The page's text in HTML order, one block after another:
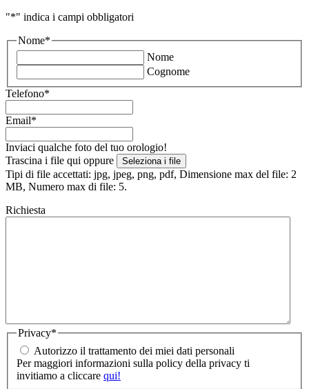
"*" indica i campi obbligatori
Nome*
Nome
Cognome
Telefono*
Email*
Inviaci qualche foto del tuo orologio!
Trascina i file qui oppure
Seleziona i file
Tipi di file accettati: jpg, jpeg, png, pdf, Dimensione max del file: 2
MB, Numero max di file: 5.
Richiesta
Privacy*
Autorizzo il trattamento dei miei dati personali
Per maggiori informazioni sulla policy della privacy ti
invitiamo a cliccare qui!